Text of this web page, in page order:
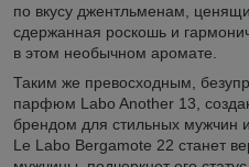
по вкусу джентльменам,
сдержанная роскошь и
в этом необычном аромате.
Таким же превосходным,
парфюм Labo Another 13,
брендом для стильных мужчин
Le Labo Bergamote 22 станет